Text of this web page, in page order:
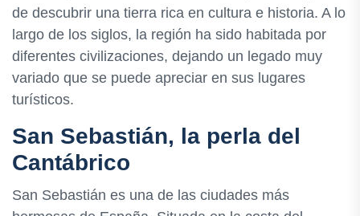
de descubrir una tierra rica en cultura e historia. A lo
largo de los siglos, la región ha sido habitada por
diferentes civilizaciones, dejando un legado muy
variado que se puede apreciar en sus lugares
turísticos.
San Sebastián, la perla del
Cantábrico
San Sebastián es una de las ciudades más